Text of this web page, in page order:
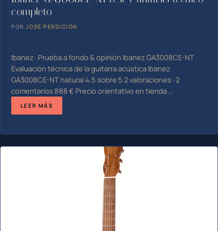
completo
PORJOSÉ PERDICIÓN
Ibanez · Prueba a fondo & opinión Ibanez GA3008CE-NT
Evaluación técnica de la guitarra acústica Ibanez
GA3008CE-NT natural 4.5 sobre 5 2 valoraciones · 2
comentarios 888 € Precio orientativo en tienda …
LEER MÁS